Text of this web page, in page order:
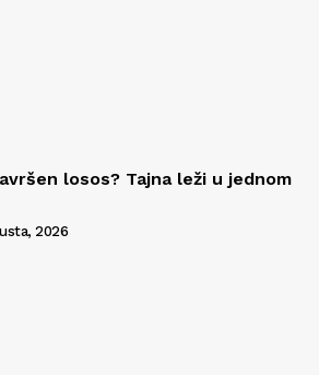
losos? Tajna leži u jednom
2026